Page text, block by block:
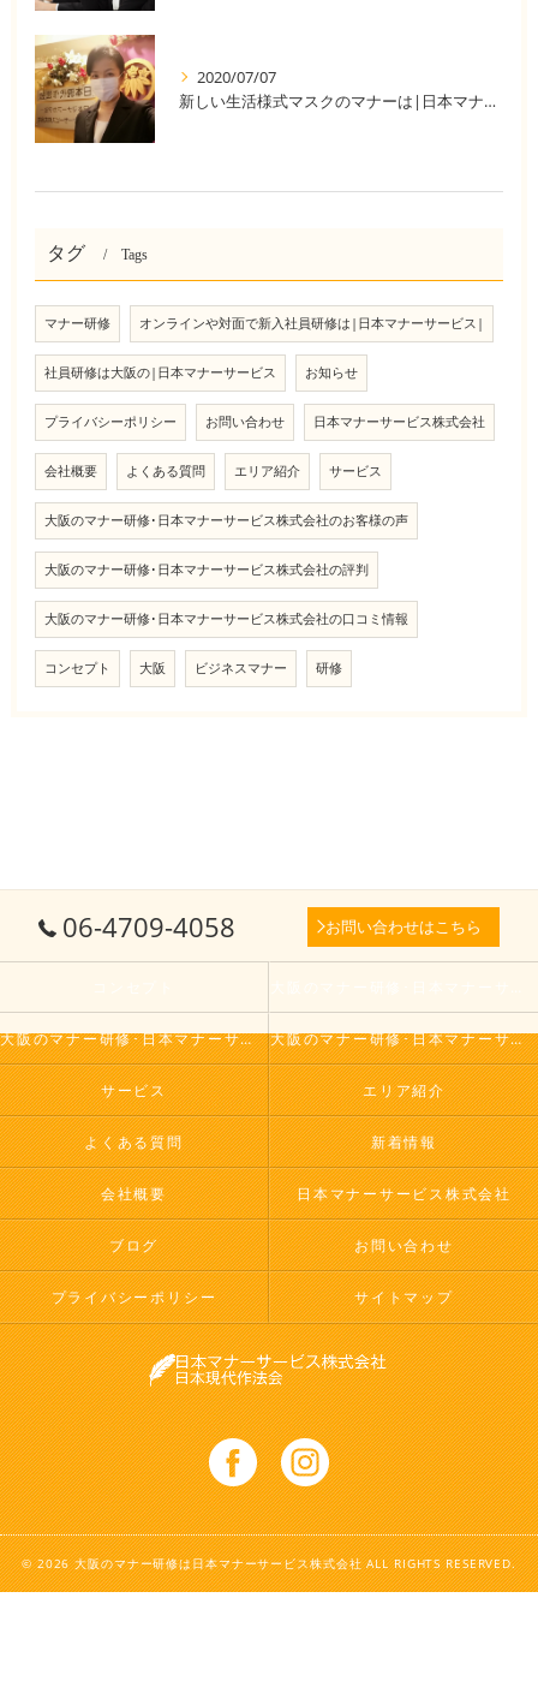
2020/07/07
新しい生活様式マスクのマナーは|日本マナーサービス株式会社|
タグ Tags
マナー研修 オンラインや対面で新入社員研修は|日本マナーサービス|
社員研修は大阪の|日本マナーサービス お知らせ
プライバシーポリシー お問い合わせ 日本マナーサービス株式会社
会社概要 よくある質問 エリア紹介 サービス
大阪のマナー研修･日本マナーサービス株式会社のお客様の声
大阪のマナー研修･日本マナーサービス株式会社の評判
大阪のマナー研修･日本マナーサービス株式会社の口コミ情報
コンセプト 大阪 ビジネスマナー 研修
06-4709-4058 お問い合わせはこちら
大阪のマナー研修･日本マナーサービス株式会社の評判 大阪のマナー研修･日本マナーサービス株式会社のお客様の声
サービス エリア紹介
よくある質問 新着情報
会社概要 日本マナーサービス株式会社
ブログ お問い合わせ
プライバシーポリシー サイトマップ
© 2026 大阪のマナー研修は日本マナーサービス株式会社 ALL RIGHTS RESERVED.